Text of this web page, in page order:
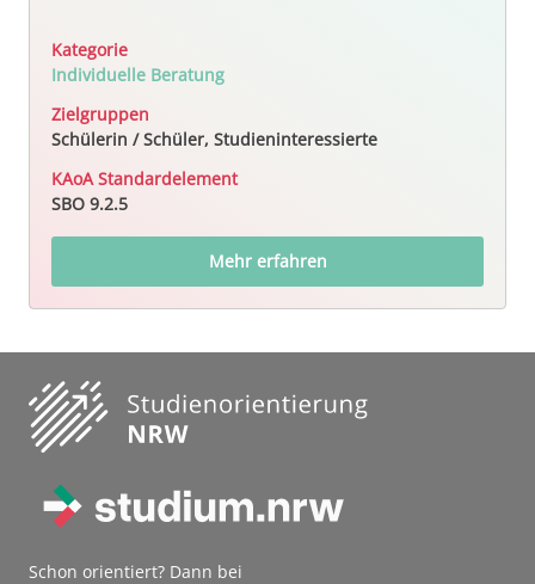
Kategorie
Individuelle Beratung
Zielgruppen
Schülerin / Schüler, Studieninteressierte
KAoA Standardelement
SBO 9.2.5
Mehr erfahren
Schon orientiert? Dann bei